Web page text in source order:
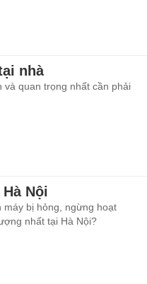
nhà
và quan trọng nhất cần phải
Nội
máy bị hỏng, ngừng hoạt
nhất tại Hà Nội?